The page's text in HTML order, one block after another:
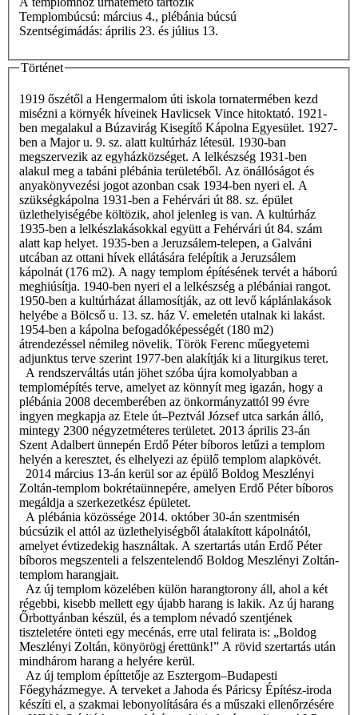
Templombúcsú: március 4., plébánia búcsú
Szentségimádás: április 23. és július 13.
Történet
1919 őszétől a Hengermalom úti iskola tornatermében kezd
misézni a környék híveinek Havlicsek Vince hitoktató. 1921-
ben megalakul a Búzavirág Kisegítő Kápolna Egyesület. 1927-
ben a Major u. 9. sz. alatt kultúrház létesül. 1930-ban
megszervezik az egyházközséget. A lelkészség 1931-ben
alakul meg a tabáni plébánia területéből. Az önállóságot és
anyakönyvezési jogot azonban csak 1934-ben nyeri el. A
szükségkápolna 1931-ben a Fehérvári út 88. sz. épület
üzlethelyiségébe költözik, ahol jelenleg is van. A kultúrház
1935-ben a lelkészlakásokkal együtt a Fehérvári út 84. szám
alatt kap helyet. 1935-ben a Jeruzsálem-telepen, a Galváni
utcában az ottani hívek ellátására felépítik a Jeruzsálem
kápolnát (176 m2). A nagy templom építésének tervét a háború
meghiúsítja. 1940-ben nyeri el a lelkészség a plébániai rangot.
1950-ben a kultúrházat államosítják, az ott levő káplánlakások
helyébe a Bölcső u. 13. sz. ház V. emeletén utalnak ki lakást.
1954-ben a kápolna befogadóképességét (180 m2)
átrendezéssel némileg növelik. Török Ferenc műegyetemi
adjunktus terve szerint 1977-ben alakítják ki a liturgikus teret.
A rendszerváltás után jöhet szóba újra komolyabban a
templomépítés terve, amelyet az könnyít meg igazán, hogy a
plébánia 2008 decemberében az önkormányzattól 99 évre
ingyen megkapja az Etele út–Peztvál József utca sarkán álló,
mintegy 2300 négyzetméteres területet. 2013 április 23-án
Szent Adalbert ünnepén Erdő Péter bíboros letűzi a templom
helyén a keresztet, és elhelyezi az épülő templom alapkövét.
2014 március 13-án kerül sor az épülő Boldog Meszlényi
Zoltán-templom bokrétaünnepére, amelyen Erdő Péter bíboros
megáldja a szerkezetkész épületet.
A plébánia közössége 2014. október 30-án szentmisén
búcsúzik el attól az üzlethelyiségből átalakított kápolnától,
amelyet évtizedekig használtak. A szertartás után Erdő Péter
bíboros megszenteli a felszentelendő Boldog Meszlényi Zoltán-
templom harangjait.
Az új templom közelében külön harangtorony áll, ahol a két
régebbi, kisebb mellett egy újabb harang is lakik. Az új harang
Őrbottyánban készül, és a templom névadó szentjének
tiszteletére önteti egy mecénás, erre utal felirata is: „Boldog
Meszlényi Zoltán, könyörögj érettünk!” A rövid szertartás után
mindhárom harang a helyére kerül.
Az új templom építtetője az Esztergom–Budapesti
Főegyházmegye. A terveket a Jahoda és Páricsy Építész-iroda
készíti el, a szakmai lebonyolítására és a műszaki ellenőrzésére